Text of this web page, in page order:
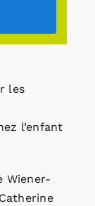
les
l’enfant
Wiener-